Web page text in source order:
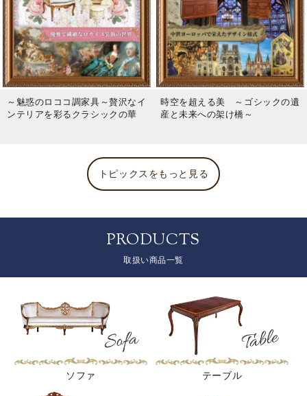
～魅惑のロココ調家具～贅沢なイ
ンテリアを彩るクラシックの華
時空を超える美 ～ゴシックの遺
産と未来への架け橋～
トピックスをもっと見る
PRODUCTS
取扱い商品一覧
ソファ テーブル